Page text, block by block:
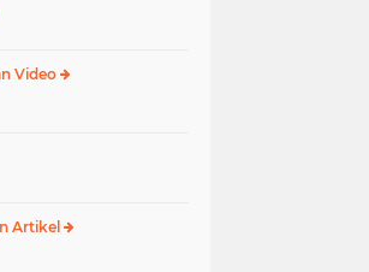
Video
Artikel